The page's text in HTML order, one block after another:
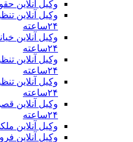
وکیل آنلاین حقوقی
وکیل آنلاین
۲۴ساعته
وکیل آنلاین
۲۴ساعته
وکیل آنلاین
۲۴ساعته
وکیل آنلاین
۲۴ساعته
وکیل آنلاین
۲۴ساعته
وکیل آنلاین ملکی
وکیل آنلاین